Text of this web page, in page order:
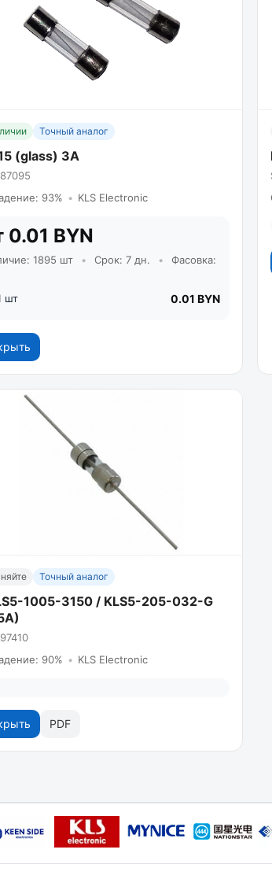
Точный аналог
(glass) 3A
93% • KLS Electronic
0.01 BYN
1895 шт • Срок: 7 дн. •
Фасовка:
шт
0.01 BYN
Точный аналог
1005-3150 / KLS5-205-032-G
90% • KLS Electronic
PDF